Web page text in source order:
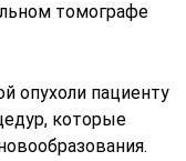
томографе
опухоли пациенту
которые